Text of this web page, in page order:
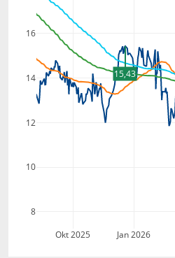
Okt 2025 Jan 2026
8
10
12
14
16
15,43